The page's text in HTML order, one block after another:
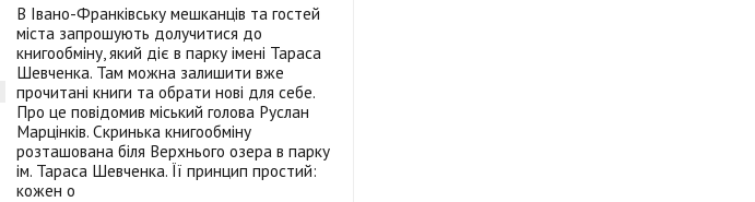
В Івано-Франківську мешканців та гостей
міста запрошують долучитися до
книгообміну, який діє в парку імені Тараса
Шевченка. Там можна залишити вже
прочитані книги та обрати нові для себе.
Про це повідомив міський голова Руслан
Марцінків. Скринька книгообміну
розташована біля Верхнього озера в парку
ім. Тараса Шевченка. Її принцип простий:
кожен о